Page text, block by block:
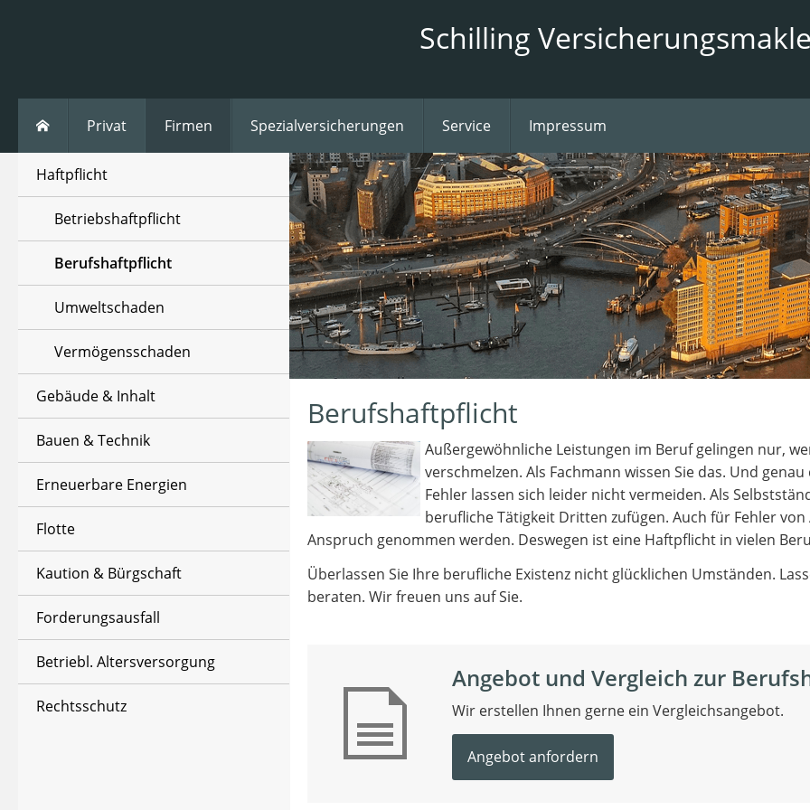
Privat Firmen
Haftpflicht
Betriebshaftpflicht
Berufshaftpflicht
Umweltschaden
Vermögensschaden
Gebäude & Inhalt
Bauen & Technik
Erneuerbare Energien
Flotte
Kaution & Bürgschaft
Forderungsausfall
Betriebl. Altersversorgung
Rechtsschutz
Spezialversicherungen Service Impressum
Schilling
Berufshaftpflicht
Außergewöhnliche Leistungen im Beruf gelingen nur,
verschmelzen. Als Fachmann wissen Sie das. Und
Fehler lassen sich leider nicht vermeiden. Als
berufliche Tätigkeit Dritten zufügen. Auch für Fehler
Anspruch genommen werden. Deswegen ist eine Haftpflicht in vielen
Überlassen Sie Ihre berufliche Existenz nicht glücklichen Umständen.
beraten. Wir freuen uns auf Sie.
Angebot und Vergleich zur
Wir erstellen Ihnen gerne ein Vergleichsangebot.
Angebot anfordern